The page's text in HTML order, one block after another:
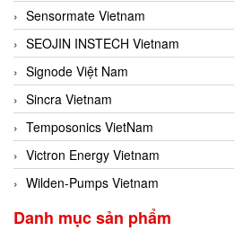
Sensormate Vietnam
SEOJIN INSTECH Vietnam
Signode Việt Nam
Sincra Vietnam
Temposonics VietNam
Victron Energy Vietnam
Wilden-Pumps Vietnam
Danh mục sản phẩm